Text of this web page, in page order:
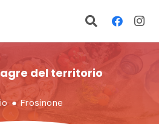
del territorio
●Frosinone